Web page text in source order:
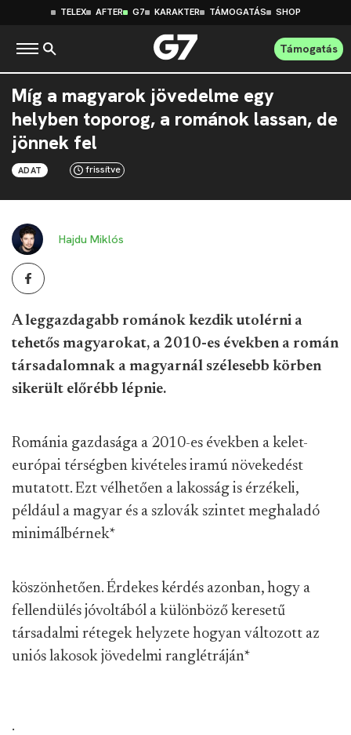
TELEX AFTER G7 KARAKTER TÁMOGATÁS SHOP
Támogatás
Míg a magyarok jövedelme egy
helyben toporog, a románok lassan, de
jönnek fel
ADAT frissítve
Hajdu Miklós
A leggazdagabb románok kezdik utolérni a
tehetős magyarokat, a 2010-es években a román
társadalomnak a magyarnál szélesebb körben
sikerült előrébb lépnie.
Románia gazdasága a 2010-es években a kelet-
európai térségben kivételes iramú növekedést
mutatott. Ezt vélhetően a lakosság is érzékeli,
például a magyar és a szlovák szintet meghaladó
minimálbérnek*
köszönhetően. Érdekes kérdés azonban, hogy a
fellendülés jóvoltából a különböző keresetű
társadalmi rétegek helyzete hogyan változott az
uniós lakosok jövedelmi ranglétráján*
.